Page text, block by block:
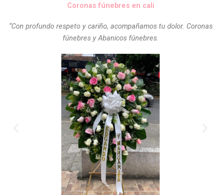
Coronas fúnebres en cali
“Con profundo respeto y cariño, acompañamos tu dolor. Coronas
fúnebres y Abanicos fúnebres.